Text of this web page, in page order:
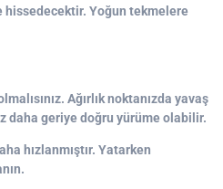
Yoğun tekmelere
Ağırlık noktanızda yavaş
daha geriye doğru yürüme olabilir.
hızlanmıştır. Yatarken